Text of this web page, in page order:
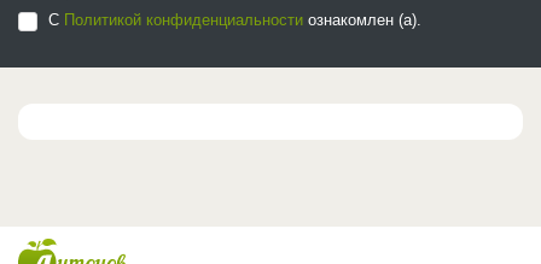
С Политикой конфиденциальности ознакомлен (а).